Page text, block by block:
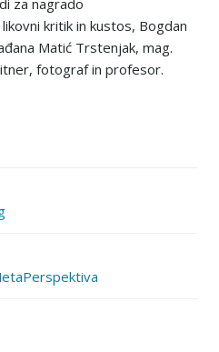
kritik in kustos, Bogdan
Matić Trstenjak, mag.
fotograf in profesor.